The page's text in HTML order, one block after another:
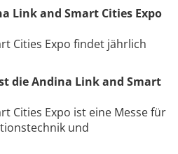
Link and Smart Cities Expo
Cities Expo findet jährlich
die Andina Link and Smart
Cities Expo ist eine Messe für
und